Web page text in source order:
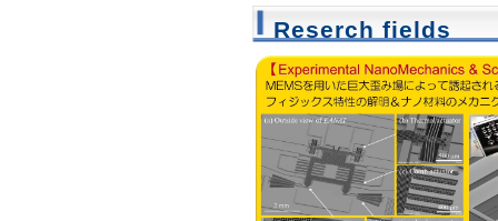
Reserch fields